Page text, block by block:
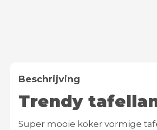
Beschrijving
Trendy
Super mooie koker vormige